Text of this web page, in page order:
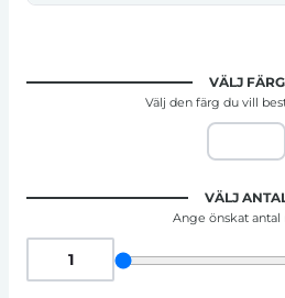
VÄLJ FÄRG
Välj den färg du vill
VÄLJ
Ange önskat antal